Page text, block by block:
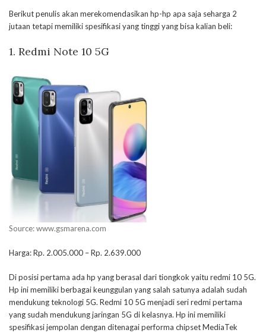
Berikut penulis akan merekomendasikan hp-hp apa saja seharga 2
jutaan tetapi memiliki spesifikasi yang tinggi yang bisa kalian beli:
1. Redmi Note 10 5G
Source: www.gsmarena.com
Harga: Rp. 2.005.000 – Rp. 2.639.000
Di posisi pertama ada hp yang berasal dari tiongkok yaitu redmi 10 5G.
Hp ini memiliki berbagai keunggulan yang salah satunya adalah sudah
mendukung teknologi 5G. Redmi 10 5G menjadi seri redmi pertama
yang sudah mendukung jaringan 5G di kelasnya. Hp ini memiliki
spesifikasi jempolan dengan ditenagai performa chipset MediaTek